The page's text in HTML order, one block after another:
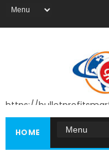
https://
HOME